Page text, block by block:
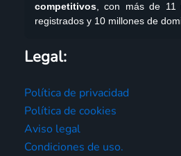
competitivos, con más de 11
registrados y 10 millones de
Legal:
Política de privacidad
Política de cookies
Aviso legal
Condiciones de uso.